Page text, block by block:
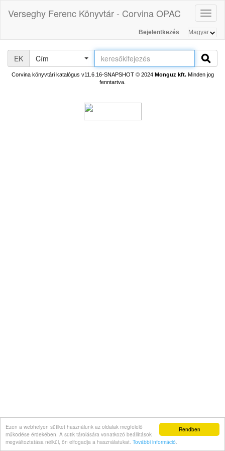
Rendben
Ezen a webhelyen sütiket használunk az oldalak megfelelő
működése érdekében. A sütik tárolására vonatkozó beállítások
megváltoztatása nélkül, ön elfogadja a használatukat. További információ.
Verseghy Ferenc Könyvtár - Corvina OPAC
Bejelentkezés
EK Cím
Corvina könyvtári katalógus v11.6.16-SNAPSHOT© 2024 Monguz kft.Minden jog
fenntartva.